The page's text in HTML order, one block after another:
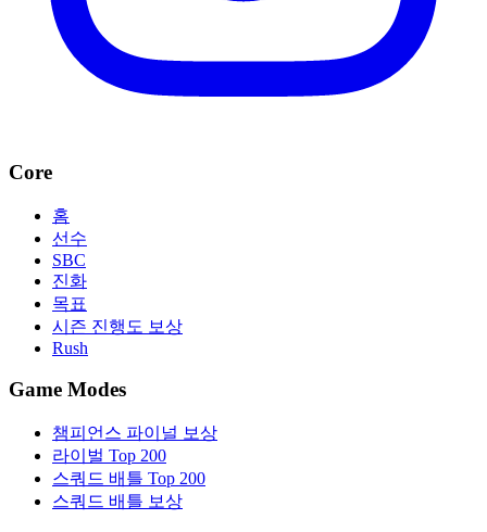
Core
홈
선수
SBC
진화
목표
시즌 진행도 보상
Rush
Game Modes
챔피언스 파이널 보상
라이벌 Top 200
스쿼드 배틀 Top 200
스쿼드 배틀 보상